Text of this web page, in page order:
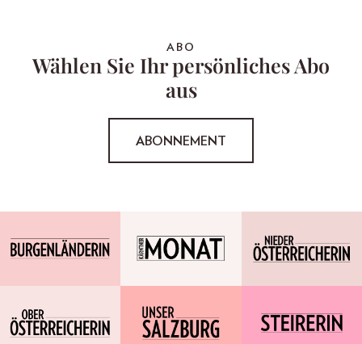
ABO
Wählen Sie Ihr persönliches Abo
aus
ABONNEMENT